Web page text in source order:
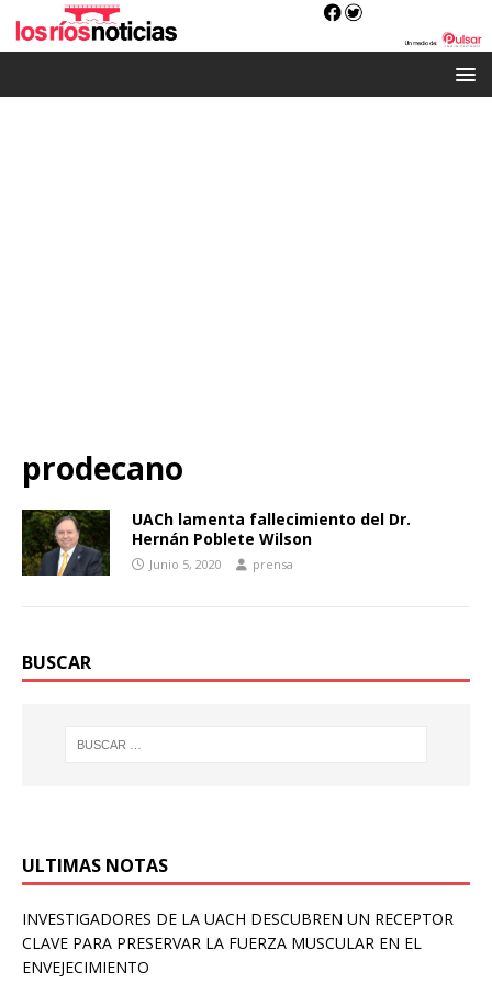
prodecano
UACh lamenta fallecimiento del Dr.
Hernán Poblete Wilson
Junio 5, 2020 prensa
BUSCAR
ULTIMAS NOTAS
INVESTIGADORES DE LA UACH DESCUBREN UN RECEPTOR
CLAVE PARA PRESERVAR LA FUERZA MUSCULAR EN EL
ENVEJECIMIENTO